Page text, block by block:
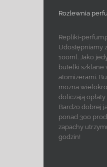
Rozlewnia
Repliki-
Udostępniamy
100ml. Jako
butelki szklane
atomizerami.
można
doliczają
Bardzo dobrej
ponad 300
zapachy
godzin!